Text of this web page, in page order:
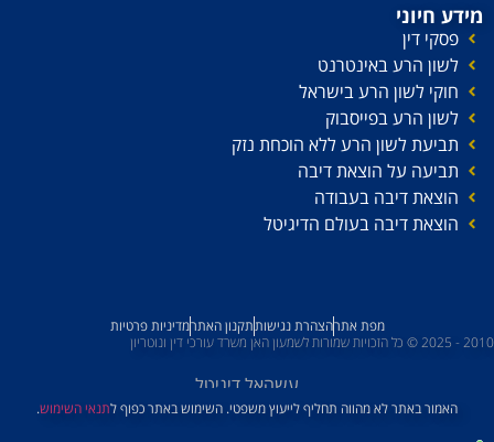
מידע חיוני
פסקי דין
לשון הרע באינטרנט
חוקי לשון הרע בישראל
לשון הרע בפייסבוק
תביעת לשון הרע ללא הוכחת נזק
תביעה על הוצאת דיבה
הוצאת דיבה בעבודה
הוצאת דיבה בעולם הדיגיטל
מפת אתרהצהרת נגישותתקנון האתרמדיניות פרטיות
2010 - 2025 © כל הזכויות שמורות לשמעון האן משרד עורכי דין ונוטריון
עשהאל דיגיטל
האמור באתר לא מהווה תחליף לייעוץ משפטי. השימוש באתר כפוף לתנאי השימוש.